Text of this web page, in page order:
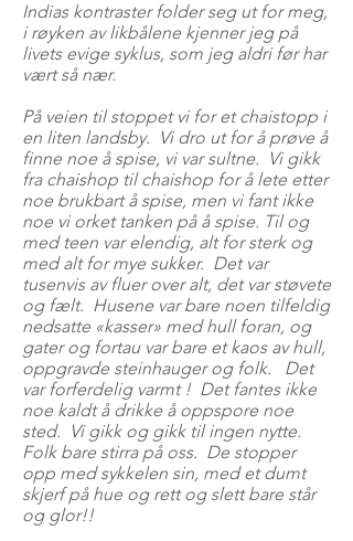
Indias kontraster folder seg ut for meg,
i røyken av likbålene kjenner jeg på
livets evige syklus, som jeg aldri før har
vært så nær.
På veien til stoppet vi for et chaistopp i
en liten landsby. Vi dro ut for å prøve å
finne noe å spise, vi var sultne. Vi gikk
fra chaishop til chaishop for å lete etter
noe brukbart å spise, men vi fant ikke
noe vi orket tanken på å spise. Til og
med teen var elendig, alt for sterk og
med alt for mye sukker. Det var
tusenvis av fluer over alt, det var støvete
og fælt. Husene var bare noen tilfeldig
nedsatte «kasser» med hull foran, og
gater og fortau var bare et kaos av hull,
oppgravde steinhauger og folk. Det
var forferdelig varmt ! Det fantes ikke
noe kaldt å drikke å oppspore noe
sted. Vi gikk og gikk til ingen nytte.
Folk bare stirra på oss. De stopper
opp med sykkelen sin, med et dumt
skjerf på hue og rett og slett bare står
og glor!!